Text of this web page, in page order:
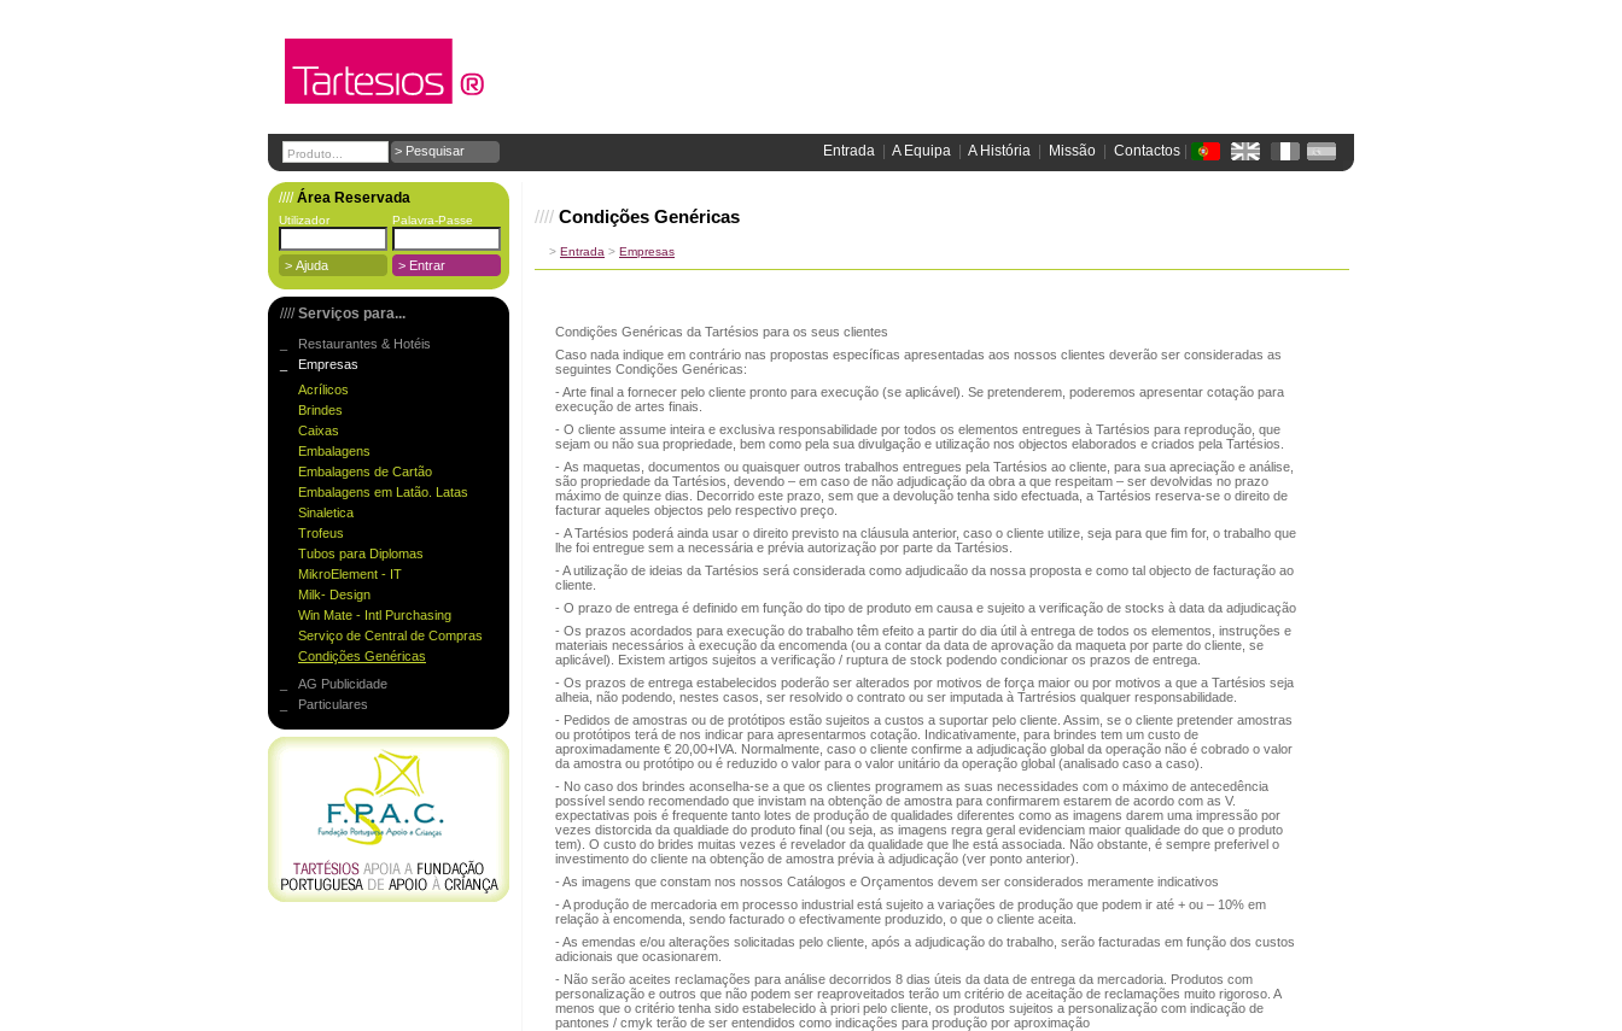
Entrada A Equipa A História Missão Contactos
////Área Reservada
Utilizador Palavra-Passe
////Serviços para...
_ Restaurantes & Hotéis
_ Empresas
Acrílicos
Brindes
Caixas
Embalagens
Embalagens de Cartão
Embalagens em Latão. Latas
Sinaletica
Trofeus
Tubos para Diplomas
MikroElement - IT
Milk- Design
Win Mate - Intl Purchasing
Serviço de Central de Compras
Condições Genéricas
_ AG Publicidade
_ Particulares
//// Condições Genéricas
> Entrada > Empresas
Condições Genéricas da Tartésios para os seus clientes
Caso nada indique em contrário nas propostas específicas apresentadas aos nossos clientes deverão ser consideradas as
seguintes Condições Genéricas:
- Arte final a fornecer pelo cliente pronto para execução (se aplicável). Se pretenderem, poderemos apresentar cotação para
execução de artes finais.
- O cliente assume inteira e exclusiva responsabilidade por todos os elementos entregues à Tartésios para reprodução, que
sejam ou não sua propriedade, bem como pela sua divulgação e utilização nos objectos elaborados e criados pela Tartésios.
- As maquetas, documentos ou quaisquer outros trabalhos entregues pela Tartésios ao cliente, para sua apreciação e análise,
são propriedade da Tartésios, devendo – em caso de não adjudicação da obra a que respeitam – ser devolvidas no prazo
máximo de quinze dias. Decorrido este prazo, sem que a devolução tenha sido efectuada, a Tartésios reserva-se o direito de
facturar aqueles objectos pelo respectivo preço.
- A Tartésios poderá ainda usar o direito previsto na cláusula anterior, caso o cliente utilize, seja para que fim for, o trabalho que
lhe foi entregue sem a necessária e prévia autorização por parte da Tartésios.
- A utilização de ideias da Tartésios será considerada como adjudicaão da nossa proposta e como tal objecto de facturação ao
cliente.
- O prazo de entrega é definido em função do tipo de produto em causa e sujeito a verificação de stocks à data da adjudicação
- Os prazos acordados para execução do trabalho têm efeito a partir do dia útil à entrega de todos os elementos, instruções e
materiais necessários à execução da encomenda (ou a contar da data de aprovação da maqueta por parte do cliente, se
aplicável). Existem artigos sujeitos a verificação / ruptura de stock podendo condicionar os prazos de entrega.
- Os prazos de entrega estabelecidos poderão ser alterados por motivos de força maior ou por motivos a que a Tartésios seja
alheia, não podendo, nestes casos, ser resolvido o contrato ou ser imputada à Tartrésios qualquer responsabilidade.
- Pedidos de amostras ou de protótipos estão sujeitos a custos a suportar pelo cliente. Assim, se o cliente pretender amostras
ou protótipos terá de nos indicar para apresentarmos cotação. Indicativamente, para brindes tem um custo de
aproximadamente € 20,00+IVA. Normalmente, caso o cliente confirme a adjudicação global da operação não é cobrado o valor
da amostra ou protótipo ou é reduzido o valor para o valor unitário da operação global (analisado caso a caso).
- No caso dos brindes aconselha-se a que os clientes programem as suas necessidades com o máximo de antecedência
possível sendo recomendado que invistam na obtenção de amostra para confirmarem estarem de acordo com as V.
expectativas pois é frequente tanto lotes de produção de qualidades diferentes como as imagens darem uma impressão por
vezes distorcida da qualdiade do produto final (ou seja, as imagens regra geral evidenciam maior qualidade do que o produto
tem). O custo do brides muitas vezes é revelador da qualidade que lhe está associada. Não obstante, é sempre preferivel o
investimento do cliente na obtenção de amostra prévia à adjudicação (ver ponto anterior).
- As imagens que constam nos nossos Catálogos e Orçamentos devem ser considerados meramente indicativos
- A produção de mercadoria em processo industrial está sujeito a variações de produção que podem ir até + ou – 10% em
relação à encomenda, sendo facturado o efectivamente produzido, o que o cliente aceita.
- As emendas e/ou alterações solicitadas pelo cliente, após a adjudicação do trabalho, serão facturadas em função dos custos
adicionais que ocasionarem.
- Não serão aceites reclamações para análise decorridos 8 dias úteis da data de entrega da mercadoria. Produtos com
personalização e outros que não podem ser reaproveitados terão um critério de aceitação de reclamações muito rigoroso. A
menos que o critério tenha sido estabelecido à priori pelo cliente, os produtos sujeitos a personalização com indicação de
pantones / cmyk terão de ser entendidos como indicações para produção por aproximação